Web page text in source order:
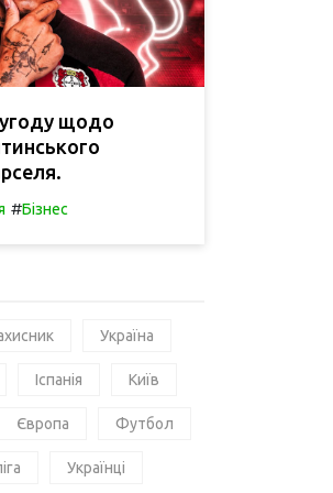
щодо
#Бізнес
Україна
Іспанія Київ
Європа Футбол
Українці